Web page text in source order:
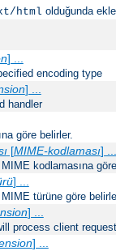
html olduğunda
] ...
encoding type
] ...
handler
göre belirler.
[MIME-kodlaması] ...
kodlamasına
] ...
türüne göre
] ...
process client
] ...